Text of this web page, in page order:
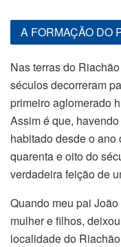
A FORMAÇÃO DO
Nas terras do
séculos decorreram
primeiro aglomerado
Assim é que,
habitado desde o ano
quarenta e oito do
verdadeira feição de
Quando meu pai
mulher e filhos,
localidade do